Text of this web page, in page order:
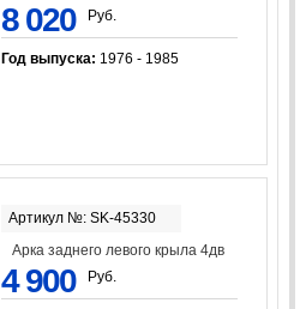
8 020 Руб.
Год выпуска: 1976 - 1985
Артикул №: SK-45330
Арка заднего левого крыла 4дв
4 900 Руб.